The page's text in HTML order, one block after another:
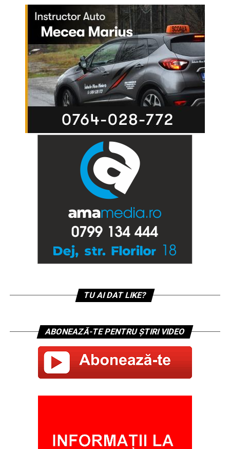
TU AI DAT LIKE?
ABONEAZĂ-TE PENTRU ȘTIRI VIDEO